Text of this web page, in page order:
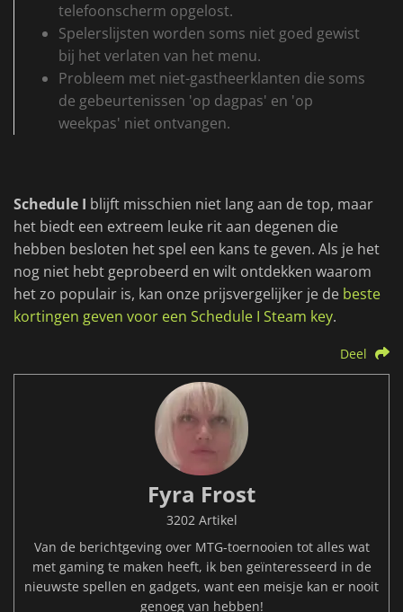
telefoonscherm opgelost.
Spelerslijsten worden soms niet goed gewist
bij het verlaten van het menu.
Probleem met niet-gastheerklanten die soms
de gebeurtenissen 'op dagpas' en 'op
weekpas' niet ontvangen.
Schedule I blijft misschien niet lang aan de top, maar
het biedt een extreem leuke rit aan degenen die
hebben besloten het spel een kans te geven. Als je het
nog niet hebt geprobeerd en wilt ontdekken waarom
het zo populair is, kan onze prijsvergelijker je de beste
kortingen geven voor een Schedule I Steam key.
Deel
Fyra Frost
3202 Artikel
Van de berichtgeving over MTG-toernooien tot alles wat
met gaming te maken heeft, ik ben geïnteresseerd in de
nieuwste spellen en gadgets, want een meisje kan er nooit
genoeg van hebben!